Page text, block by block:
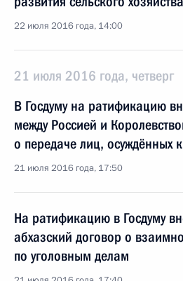
22 июля 2016 года, 14:00
21 июля 2016 года, четверг
В Госдуму на ратификацию
между Россией и
о передаче лиц, осуждённых
21 июля 2016 года, 17:50
На ратификацию в Госдуму
абхазский договор о
по уголовным делам